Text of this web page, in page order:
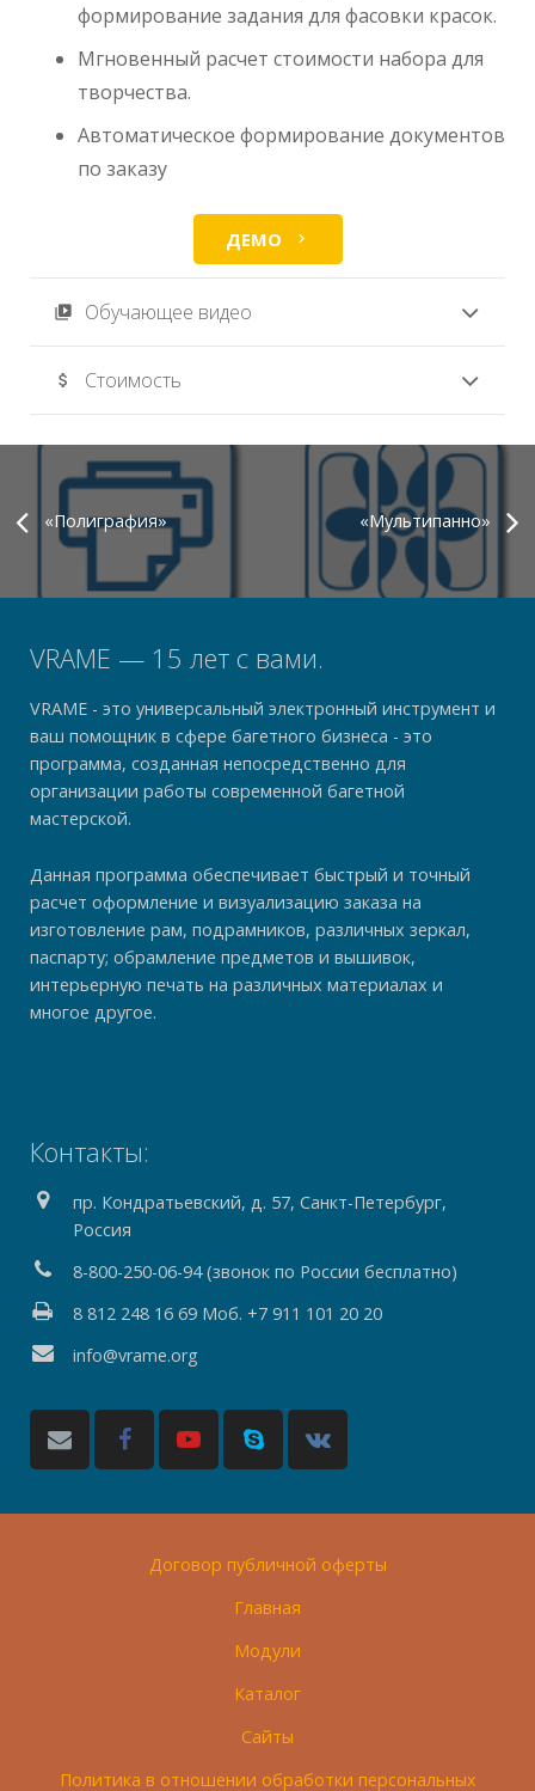
формирование задания для фасовки красок.
Мгновенный расчет стоимости набора для
творчества.
Автоматическое формирование документов
по заказу
chevron_right
ДЕМО
video_library Обучающее видео
attach_money Стоимость
«Полиграфия» «Мультипанно»
VRAME — 15 лет с вами.
VRAME - это универсальный электронный инструмент и
ваш помощник в сфере багетного бизнеса - это
программа, созданная непосредственно для
организации работы современной багетной
мастерской.
Данная программа обеспечивает быстрый и точный
расчет оформление и визуализацию заказа на
изготовление рам, подрамников, различных зеркал,
паспарту; обрамление предметов и вышивок,
интерьерную печать на различных материалах и
многое другое.
Контакты:
пр. Кондратьевский, д. 57, Санкт-Петербург,
Россия
8-800-250-06-94 (звонок по России бесплатно)
8 812 248 16 69 Моб. +7 911 101 20 20
info@vrame.org
Договор публичной оферты
Главная
Модули
Каталог
Сайты
Политика в отношении обработки персональных